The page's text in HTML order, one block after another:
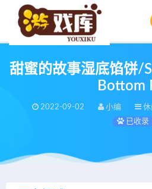
甜蜜的故事湿底馅饼/
Bottom
2022-09-02 小编 休
已收录